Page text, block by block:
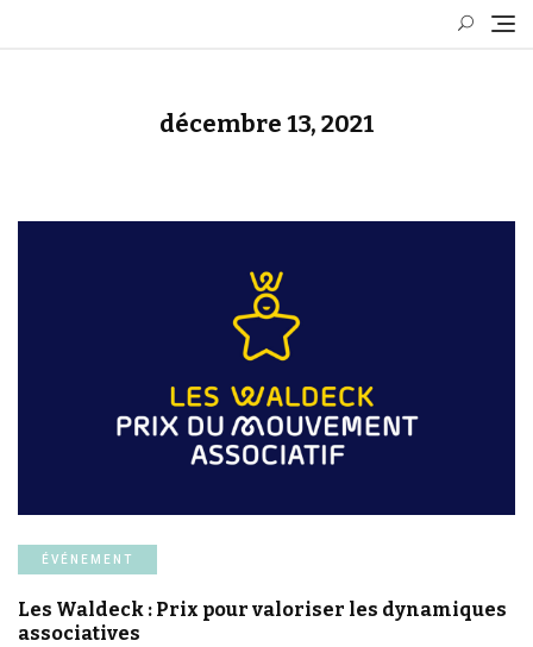
décembre 13, 2021
ÉVÉNEMENT
Les Waldeck : Prix pour valoriser les dynamiques
associatives